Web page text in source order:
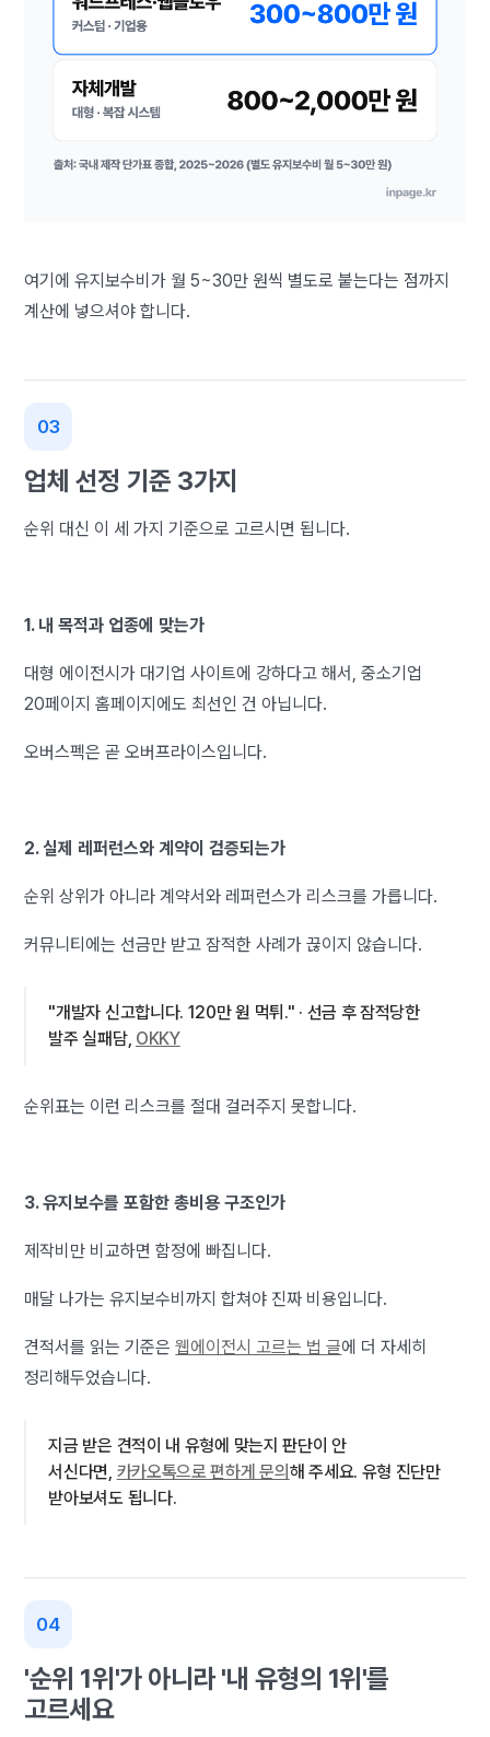
여기에 유지보수비가 월 5~30만 원씩 별도로 붙는다는 점까지
계산에 넣으셔야 합니다.
업체 선정 기준 3가지
순위 대신 이 세 가지 기준으로 고르시면 됩니다.
1. 내 목적과 업종에 맞는가
대형 에이전시가 대기업 사이트에 강하다고 해서, 중소기업
20페이지 홈페이지에도 최선인 건 아닙니다.
오버스펙은 곧 오버프라이스입니다.
2. 실제 레퍼런스와 계약이 검증되는가
순위 상위가 아니라 계약서와 레퍼런스가 리스크를 가릅니다.
커뮤니티에는 선금만 받고 잠적한 사례가 끊이지 않습니다.
"개발자 신고합니다. 120만 원 먹튀." · 선금 후 잠적당한
발주 실패담, OKKY
순위표는 이런 리스크를 절대 걸러주지 못합니다.
3. 유지보수를 포함한 총비용 구조인가
제작비만 비교하면 함정에 빠집니다.
매달 나가는 유지보수비까지 합쳐야 진짜 비용입니다.
견적서를 읽는 기준은웹에이전시 고르는 법 글에 더 자세히
정리해두었습니다.
지금 받은 견적이 내 유형에 맞는지 판단이 안
서신다면, 카카오톡으로 편하게 문의 해 주세요. 유형 진단만
받아보셔도 됩니다.
'순위 1위'가 아니라 '내 유형의 1위'를
고르세요